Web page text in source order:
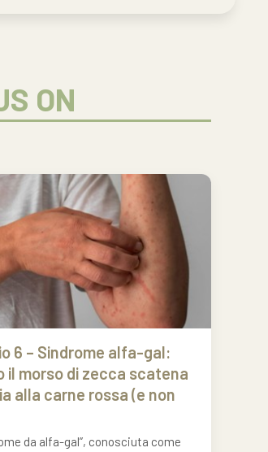
ON
6 – Sindrome alfa-gal:
il morso di zecca scatena
alla carne rossa (e non
da alfa-gal”, conosciuta come